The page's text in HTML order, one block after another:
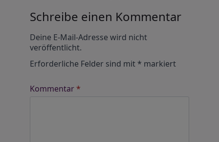
Schreibe einen Kommentar
Deine E-Mail-Adresse wird nicht
veröffentlicht.
Erforderliche Felder sind mit* markiert
Kommentar*